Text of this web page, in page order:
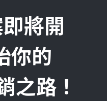
將開
你的
之路！